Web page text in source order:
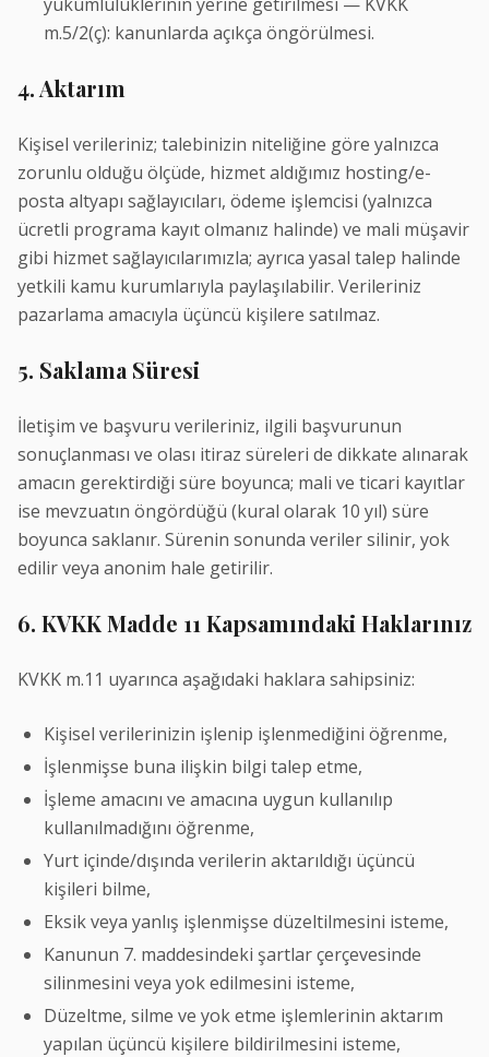
m.5/2(ç): kanunlarda açıkça öngörülmesi.
4. Aktarım
Kişisel verileriniz; talebinizin niteliğine göre yalnızca
zorunlu olduğu ölçüde, hizmet aldığımız hosting/e-
posta altyapı sağlayıcıları, ödeme işlemcisi (yalnızca
ücretli programa kayıt olmanız halinde) ve mali müşavir
gibi hizmet sağlayıcılarımızla; ayrıca yasal talep halinde
yetkili kamu kurumlarıyla paylaşılabilir. Verileriniz
pazarlama amacıyla üçüncü kişilere satılmaz.
5. Saklama Süresi
İletişim ve başvuru verileriniz, ilgili başvurunun
sonuçlanması ve olası itiraz süreleri de dikkate alınarak
amacın gerektirdiği süre boyunca; mali ve ticari kayıtlar
ise mevzuatın öngördüğü (kural olarak 10 yıl) süre
boyunca saklanır. Sürenin sonunda veriler silinir, yok
edilir veya anonim hale getirilir.
6. KVKK Madde 11 Kapsamındaki Haklarınız
KVKK m.11 uyarınca aşağıdaki haklara sahipsiniz:
Kişisel verilerinizin işlenip işlenmediğini öğrenme,
İşlenmişse buna ilişkin bilgi talep etme,
İşleme amacını ve amacına uygun kullanılıp
kullanılmadığını öğrenme,
Yurt içinde/dışında verilerin aktarıldığı üçüncü
kişileri bilme,
Eksik veya yanlış işlenmişse düzeltilmesini isteme,
Kanunun 7. maddesindeki şartlar çerçevesinde
silinmesini veya yok edilmesini isteme,
Düzeltme, silme ve yok etme işlemlerinin aktarım
yapılan üçüncü kişilere bildirilmesini isteme,